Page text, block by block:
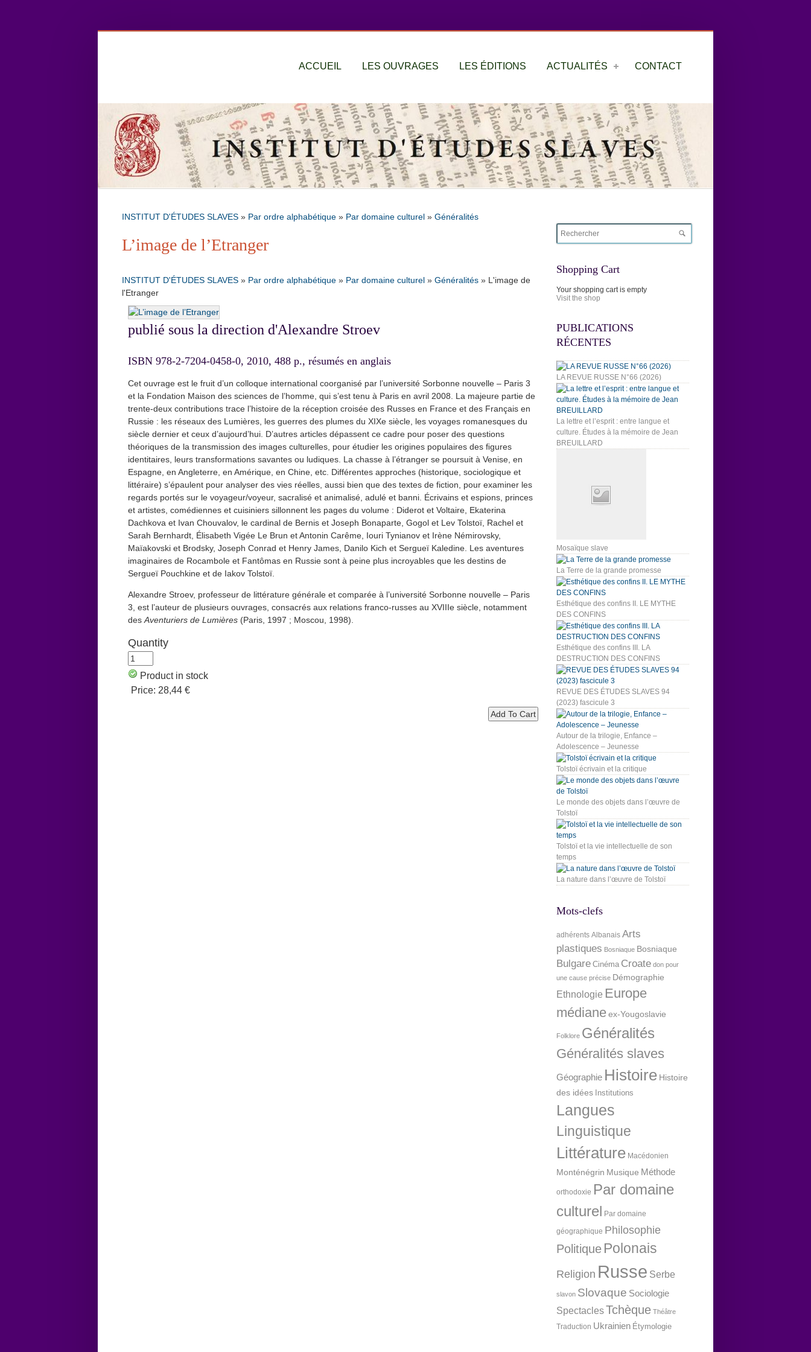
ACCUEIL LES OUVRAGES LES ÉDITIONS ACTUALITÉS CONTACT
INSTITUT D'ÉTUDES SLAVES » Par ordre alphabétique » Par domaine culturel » Généralités
L’image de l’Etranger
INSTITUT D'ÉTUDES SLAVES » Par ordre alphabétique » Par domaine culturel » Généralités » L'image de
l'Etranger
publié sous la direction d'Alexandre Stroev
ISBN 978-2-7204-0458-0, 2010, 488 p., résumés en anglais
Cet ouvrage est le fruit d’un colloque international coorganisé par l’université Sorbonne nouvelle – Paris 3
et la Fondation Maison des sciences de l’homme, qui s’est tenu à Paris en avril 2008. La majeure partie de
trente-deux contributions trace l’histoire de la réception croisée des Russes en France et des Français en
Russie : les réseaux des Lumières, les guerres des plumes du XIXe siècle, les voyages romanesques du
siècle dernier et ceux d’aujourd’hui. D’autres articles dépassent ce cadre pour poser des questions
théoriques de la transmission des images culturelles, pour étudier les origines populaires des ﬁgures
identitaires, leurs transformations savantes ou ludiques. La chasse à l’étranger se poursuit à Venise, en
Espagne, en Angleterre, en Amérique, en Chine, etc. Différentes approches (historique, sociologique et
littéraire) s’épaulent pour analyser des vies réelles, aussi bien que des textes de fiction, pour examiner les
regards portés sur le voyageur/voyeur, sacralisé et animalisé, adulé et banni. Écrivains et espions, princes
et artistes, comédiennes et cuisiniers sillonnent les pages du volume : Diderot et Voltaire, Ekaterina
Dachkova et Ivan Chouvalov, le cardinal de Bernis et Joseph Bonaparte, Gogol et Lev Tolstoï, Rachel et
Sarah Bernhardt, Élisabeth Vigée Le Brun et Antonin Carême, Iouri Tynianov et Irène Némirovsky,
Maïakovski et Brodsky, Joseph Conrad et Henry James, Danilo Kich et Sergueï Kaledine. Les aventures
imaginaires de Rocambole et Fantômas en Russie sont à peine plus incroyables que les destins de
Sergueï Pouchkine et de Iakov Tolstoï.
Alexandre Stroev, professeur de littérature générale et comparée à l’université Sorbonne nouvelle – Paris
3, est l’auteur de plusieurs ouvrages, consacrés aux relations franco-russes au XVIIIe siècle, notamment
desAventuriers de Lumières (Paris, 1997 ; Moscou, 1998).
Quantity
Product in stock
Price: 28,44 €
Shopping Cart
Your shopping cart is empty
Visit the shop
PUBLICATIONS
RÉCENTES
LA REVUE RUSSE N°66 (2026)
La lettre et l’esprit : entre langue et
culture. Études à la mémoire de Jean
BREUILLARD
Mosaïque slave
La Terre de la grande promesse
Esthétique des confins II. LE MYTHE
DES CONFINS
Esthétique des confins III. LA
DESTRUCTION DES CONFINS
REVUE DES ÉTUDES SLAVES 94
(2023) fascicule 3
Autour de la trilogie, Enfance –
Adolescence – Jeunesse
Tolstoï écrivain et la critique
Le monde des objets dans l’œuvre de
Tolstoï
Tolstoï et la vie intellectuelle de son
temps
La nature dans l’œuvre de Tolstoï
Mots-clefs
adhérents Albanais Arts
plastiques Bosniaque Bosniaque
Bulgare Cinéma Croate don pour
une cause précise Démographie
Ethnologie Europe
médianeex-Yougoslavie
Folklore Généralités
Généralités slaves
Géographie Histoire Histoire
des idées Institutions
Langues
Linguistique
Littérature Macédonien
Monténégrin Musique Méthode
orthodoxie Par domaine
culturel Par domaine
géographique Philosophie
Politique Polonais
Religion Russe Serbe
slavon Slovaque Sociologie
SpectaclesTchèque Théâtre
Traduction Ukrainien Étymologie